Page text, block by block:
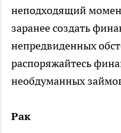
неподходящий
заранее создать
непредвиденных
распоряжайтесь
необдуманных
Рак